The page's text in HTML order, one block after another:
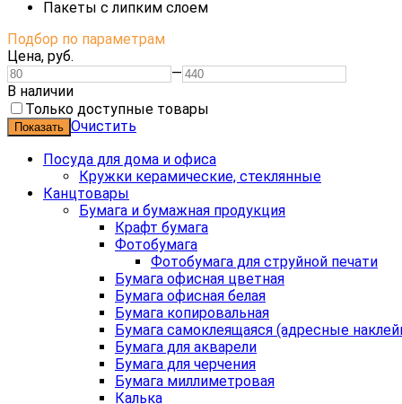
Пакеты с липким слоем
Подбор по параметрам
Цена, руб.
—
В наличии
Только доступные товары
Очистить
Посуда для дома и офиса
Кружки керамические, стеклянные
Канцтовары
Бумага и бумажная продукция
Крафт бумага
Фотобумага
Фотобумага для струйной печати
Бумага офисная цветная
Бумага офисная белая
Бумага копировальная
Бумага самоклеящаяся (адресные
Бумага для акварели
Бумага для черчения
Бумага миллиметровая
Калька